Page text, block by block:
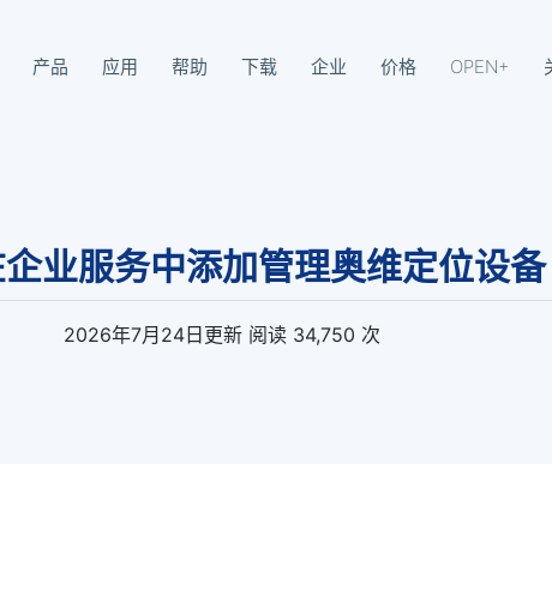
8099
产品 应用 帮助 下载 企业 价格 OPEN+
业服务中添加管理奥维定位设备
2026年7月24日 更新 阅读 34,750 次